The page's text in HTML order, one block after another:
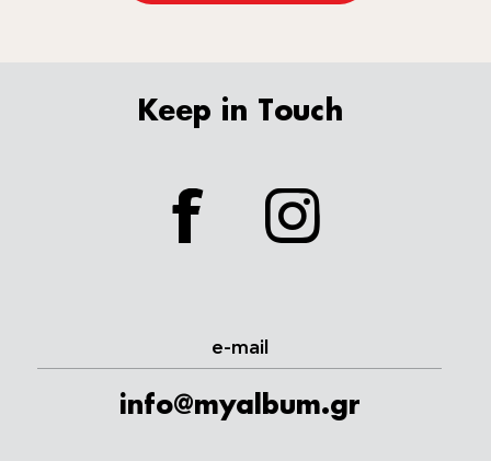
Keep in Touch
facebook
e-mail
info@myalbum.gr